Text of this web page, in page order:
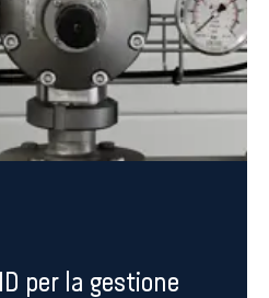
per la gestione